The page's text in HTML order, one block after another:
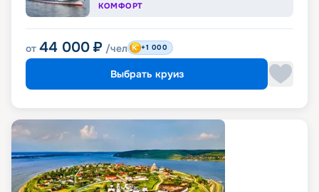
КОМФОРТ
от 44 000 ₽ /чел +1 000
Выбрать круиз